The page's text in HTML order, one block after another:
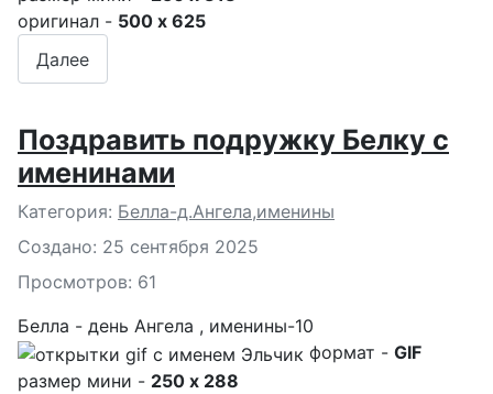
оригинал - 500 x 625
Далее
Поздравить подружку Белку с
именинами
Подробности
Категория: Белла-д.Ангела,именины
Создано: 25 сентября 2025
Просмотров: 61
Белла - день Ангела , именины-10
формат - GIF
размер мини - 250 x 288